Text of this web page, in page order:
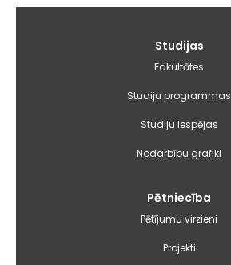
Studijas
Fakultātes
Studiju programmas
Studiju iespējas
Nodarbību grafiki
Pētniecība
Pētījumu virzieni
Projekti